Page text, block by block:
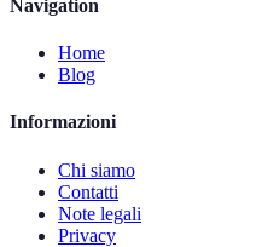
Navigation
Home
Blog
Informazioni
Chi siamo
Contatti
Note legali
Privacy